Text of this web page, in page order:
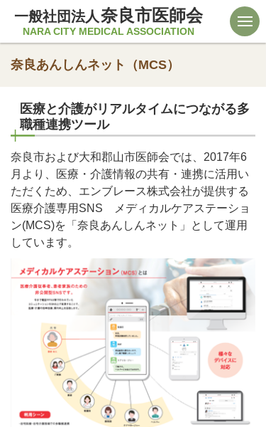
一般社団法人 奈良市医師会
NARA CITY MEDICAL ASSOCIATION
奈良あんしんネット（MCS）
医療と介護がリアルタイムにつながる多
職種連携ツール
奈良市および大和郡山市医師会では、2017年6
月より、医療・介護情報の共有・連携に活用い
ただくため、エンブレース株式会社が提供する
医療介護専用SNS メディカルケアステーショ
ン(MCS)を「奈良あんしんネット」として運用
しています。